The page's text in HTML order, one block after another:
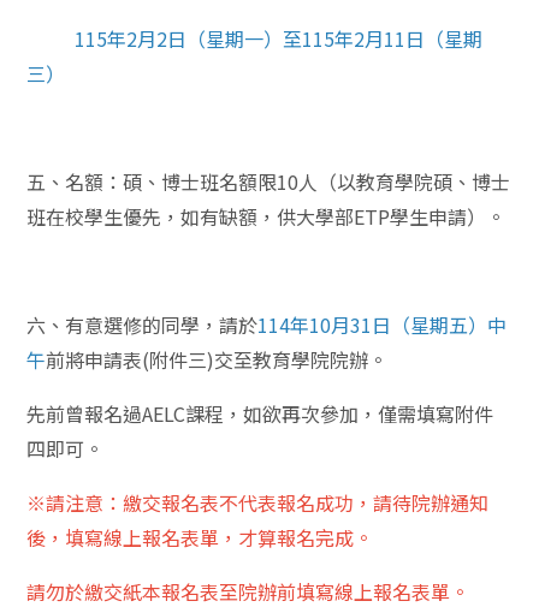
115年2月2日（星期一）至115年2月11日（星期
三）
五、名額：碩、博士班名額限10人（以教育學院碩、博士
班在校學生優先，如有缺額，供大學部ETP學生申請）。
六、有意選修的同學，請於114年10月31日（星期五）中
午前將申請表(附件三)交至教育學院院辦。
先前曾報名過AELC課程，如欲再次參加，僅需填寫附件
四即可。
※請注意：繳交報名表不代表報名成功，請待院辦通知
後，填寫線上報名表單，才算報名完成。
請勿於繳交紙本報名表至院辦前填寫線上報名表單。